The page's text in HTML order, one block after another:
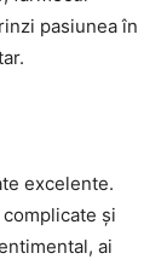
pasiunea în
excelente.
și
ai